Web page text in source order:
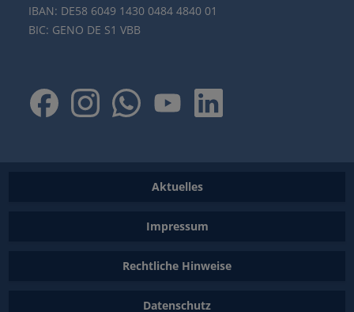
IBAN: DE58 6049 1430 0484 4840 01
BIC: GENO DE S1 VBB
Aktuelles
Impressum
Rechtliche Hinweise
Datenschutz